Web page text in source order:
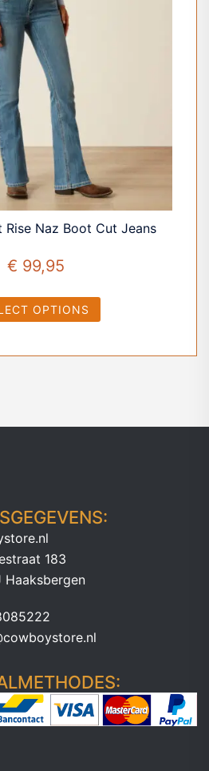
Naz Boot Cut Jeans
€ 99,95
OPTIONS
183
Haaksbergen